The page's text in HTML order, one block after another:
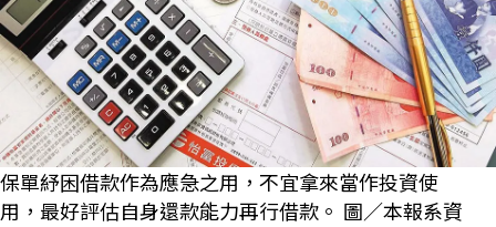
保單紓困借款作為應急之用，不宜拿來當作投資使
用，最好評估自身還款能力再行借款。 圖／本報系資